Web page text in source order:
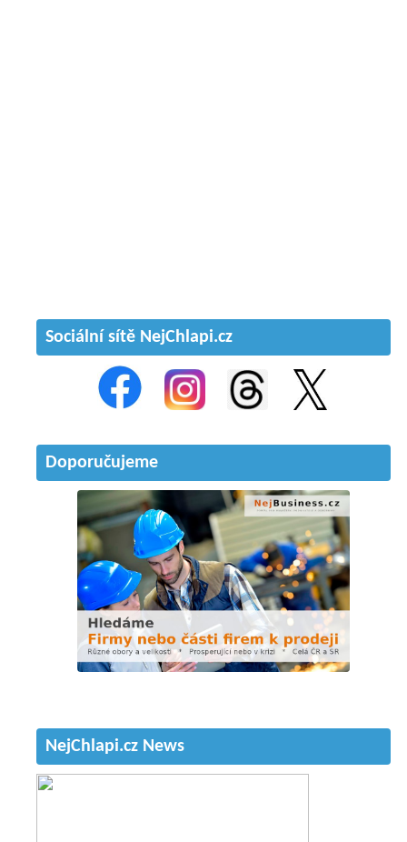
Sociální sítě NejChlapi.cz
Doporučujeme
NejChlapi.cz News